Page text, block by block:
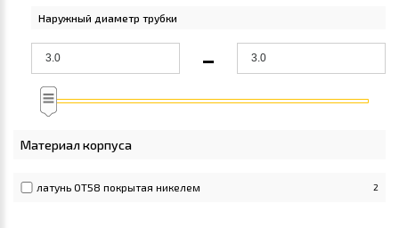
Наружный диаметр трубки
-
Материал корпуса
латунь ОТ58 покрытая никелем 2